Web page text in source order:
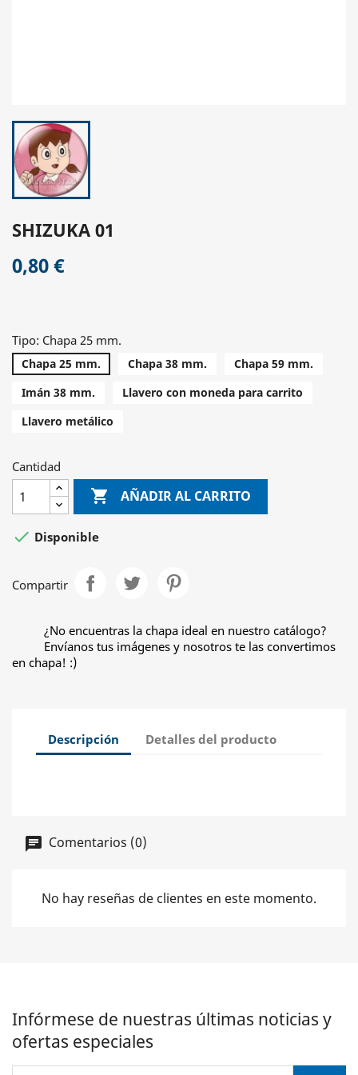
SHIZUKA 01
0,80 €
Tipo: Chapa 25 mm.
Chapa 25 mm. Chapa 38 mm.
Chapa 59 mm.
Imán 38 mm.
Llavero con moneda para carrito
Llavero metálico
Cantidad
 AÑADIR AL CARRITO
 Disponible
Compartir
¿No encuentras la chapa ideal en nuestro catálogo?
Envíanos tus imágenes y nosotros te las convertimos
en chapa! :)
Descripción Detalles del producto
Comentarios (0)
No hay reseñas de clientes en este momento.
Infórmese de nuestras últimas noticias y
ofertas especiales